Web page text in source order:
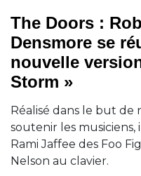
The Doors :
Densmore se
nouvelle
Storm »
Réalisé dans le but
soutenir les
Rami Jaffee des Foo
Nelson au clavier.